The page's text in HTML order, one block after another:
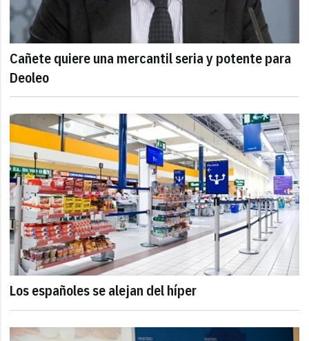
Cañete quiere una mercantil seria y potente para
Deoleo
Los españoles se alejan del híper